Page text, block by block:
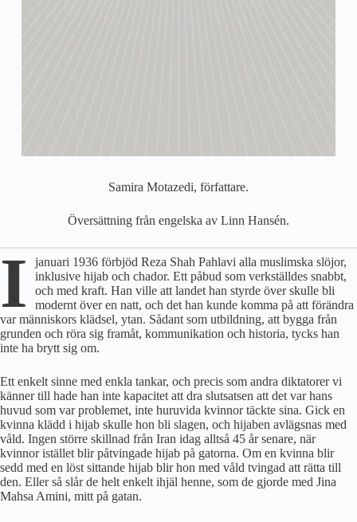
Samira Motazedi, författare.
Översättning från engelska av Linn Hansén.
I
januari 1936 förbjöd Reza Shah Pahlavi alla muslimska slöjor,
inklusive hijab och chador. Ett påbud som verkställdes snabbt,
och med kraft. Han ville att landet han styrde över skulle bli
modernt över en natt, och det han kunde komma på att förändra
var människors klädsel, ytan. Sådant som utbildning, att bygga från
grunden och röra sig framåt, kommunikation och historia, tycks han
inte ha brytt sig om.
Ett enkelt sinne med enkla tankar, och precis som andra diktatorer vi
känner till hade han inte kapacitet att dra slutsatsen att det var hans
huvud som var problemet, inte huruvida kvinnor täckte sina. Gick en
kvinna klädd i hijab skulle hon bli slagen, och hijaben avlägsnas med
våld. Ingen större skillnad från Iran idag alltså 45 år senare, när
kvinnor istället blir påtvingade hijab på gatorna. Om en kvinna blir
sedd med en löst sittande hijab blir hon med våld tvingad att rätta till
den. Eller så slår de helt enkelt ihjäl henne, som de gjorde med Jina
Mahsa Amini, mitt på gatan.